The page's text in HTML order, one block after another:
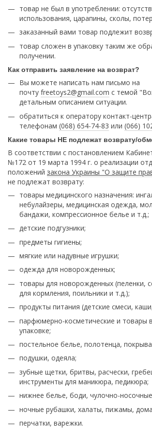
товар не был в употреблении:
использования, царапины, сколы,
заказанный вами товар подлежит
товар сложен в упаковку таким же
получении.
Как отправить заявление на возврат?
Вы можете написать нам письмо на
почту freetoys2@gmail.com c темой
детальным описанием ситуации.
обратиться к оператору контакт-
телефонам (068) 654-74-83 или (066)
Какие товары НЕ подлежат возврату/
В соответствии с постановлением
№172 от 19 марта 1994 г. о реализации
положений закона Украины "О защите
не подлежат возврату:
товары медицинского назначения:
небулайзеры, медицинская одежда,
бандажи, компрессионное белье и т.д.;
детские подгузники;
предметы гигиены;
мягкие или надувные игрушки;
одежда для новорожденных;
товары для новорожденных (пеленки,
для кормления, поильники и т.д.);
продукты питания (детские смеси,
парфюмерно-косметические и товары
упаковке;
постельное белье, полотенца,
подушки, одеяла;
зубные щетки, бритвы, расчески,
инструменты для маникюра, педикюра;
нижнее белье, боди, чулочно-
ночные рубашки, халаты, пижамы,
перчатки, варежки.